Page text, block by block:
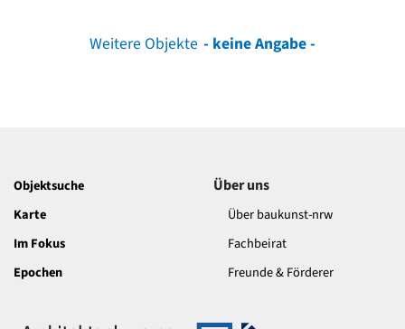
Weitere Objekte - keine Angabe -
Objektsuche
Karte
Im Fokus
Epochen
Über uns
Über baukunst-nrw
Fachbeirat
Freunde & Förderer